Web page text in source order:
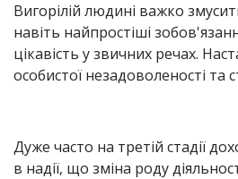
Вигорілій людині важко
навіть найпростіші
цікавість у звичних речах.
особистої незадоволеності та
Дуже часто на третій стадії
в надії, що зміна роду